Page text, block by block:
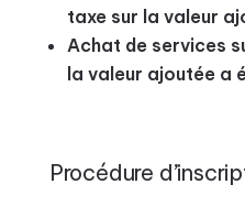
taxe sur la valeur
Achat de services
la valeur ajoutée a
Procédure